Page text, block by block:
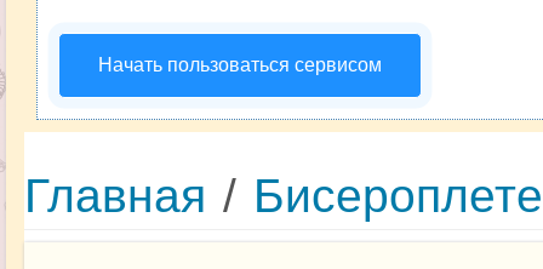
Начать пользоваться сервисом
Главная /